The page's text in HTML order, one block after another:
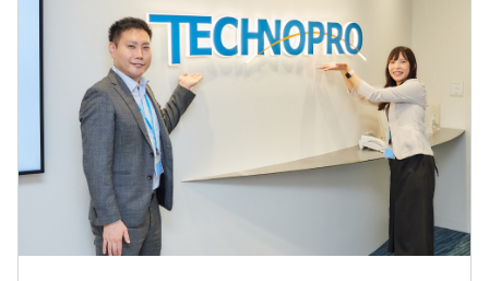
したことがあるなど、スキルアップを全面的にサポートす
る社風です。
・エキスパートとして生きていくのか、マネジメントの道
へ進むのか、はたまた、まったく別のキャリアを選ぶの
か。当社では多様なキャリアの選択ができます。
・資格の取得支援
資格の取得支援も会社全体でおこなっており、45種類以上
全国（希望は最大限考慮いたします。）
・様々な技術を学び、試せる環境で働くことができます。
・エンジニア1人1人の技術力の成長を重要視し、支援す
る環境です。
想定年収は年収提示額を保証するものではありません）